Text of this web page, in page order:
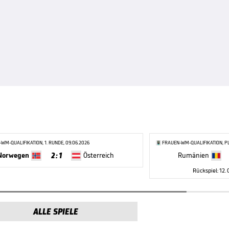
QUALIFIKATION, 1. RUNDE, 09.06.2026
2 : 1 Österreich
FRAUEN-WM-QUALIFIKATION,
Rumänien
Rückspiel: 12.
ALLE SPIELE